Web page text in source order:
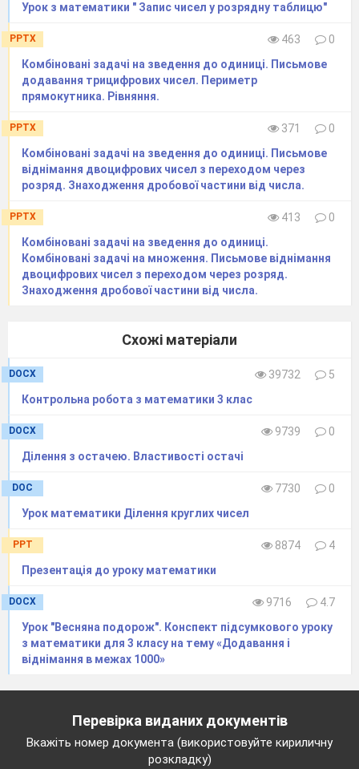
Урок з математики " Запис чисел у розрядну таблицю"
PPTX 463
0
Комбіновані задачі на зведення до одиниці. Письмове
додавання трицифрових чисел. Периметр
прямокутника. Рівняння.
PPTX 371
0
Комбіновані задачі на зведення до одиниці. Письмове
віднімання двоцифрових чисел з переходом через
розряд. Знаходження дробової частини від числа.
PPTX 413
0
Комбіновані задачі на зведення до одиниці.
Комбіновані задачі на множення. Письмове віднімання
двоцифрових чисел з переходом через розряд.
Знаходження дробової частини від числа.
Схожі матеріали
DOCX 39732
5
Контрольна робота з математики 3 клас
DOCX 9739
0
Ділення з остачею. Властивості остачі
DOC 7730
0
Урок математики Ділення круглих чисел
PPT 8874
4
Презентація до уроку математики
DOCX 9716
4.7
Урок "Весняна подорож". Конспект підсумкового уроку
з математики для 3 класу на тему «Додавання і
віднімання в межах 1000»
Перевірка виданих документів
Вкажіть номер документа (використовуйте кириличну
розкладку)